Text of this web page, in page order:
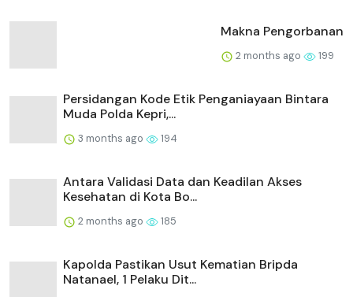
Makna Pengorbanan
2 months ago 199
Persidangan Kode Etik Penganiayaan Bintara
Muda Polda Kepri,...
3 months ago 194
Antara Validasi Data dan Keadilan Akses
Kesehatan di Kota Bo...
2 months ago 185
Kapolda Pastikan Usut Kematian Bripda
Natanael, 1 Pelaku Dit...